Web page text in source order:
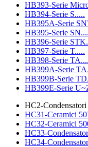
HB393-Serie
HB394-Serie S.....
HB395A-Serie
HB395-Serie
HB396-Serie
HB397-Serie T.....
HB398-Serie
HB399A-Serie
HB399B-Serie
HB399E-Serie
HC2-Condensatori
HC31-Ceramici
HC32-Ceramici
HC33-
HC34-